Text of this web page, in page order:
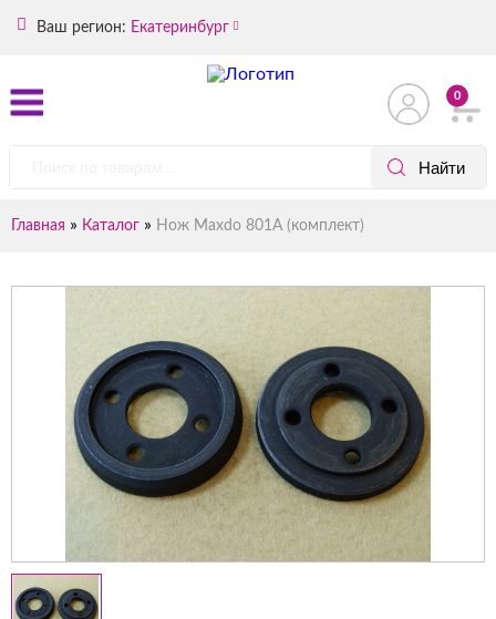
Ваш регион: Екатеринбург
0
Главная » Каталог » Нож Maxdo 801A (комплект)